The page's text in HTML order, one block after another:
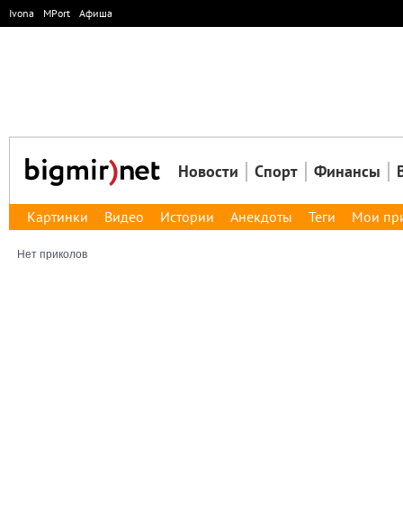
Ivona MPort Афиша
Новости Спорт Финансы
Картинки Видео Истории Анекдоты Теги Мои
Нет приколов